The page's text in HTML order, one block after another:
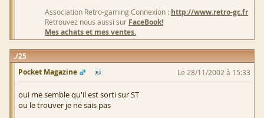
Association Retro-gaming Connexion : http://www.retro-gc.fr
Retrouvez nous aussi sur FaceBook!
Mes achats et mes ventes.
25
Pocket Magazine
Le 28/11/2002 à 15:33
oui me semble qu'il est sorti sur ST
ou le trouver je ne sais pas